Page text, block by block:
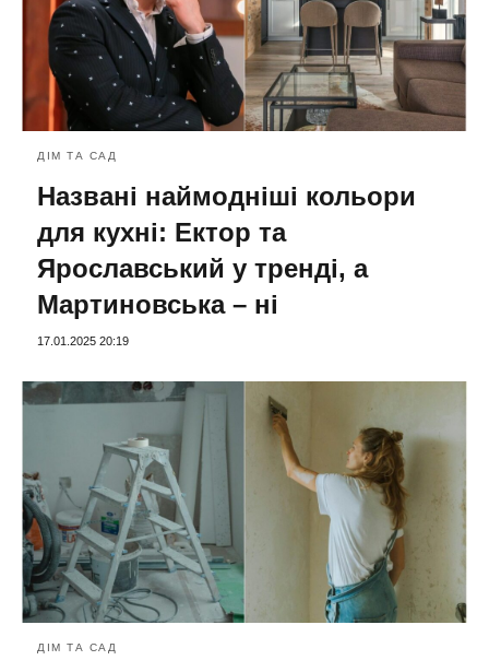
ДІМ ТА САД
Названі наймодніші кольори
для кухні: Ектор та
Ярославський у тренді, а
Мартиновська – ні
17.01.2025 20:19
ДІМ ТА САД